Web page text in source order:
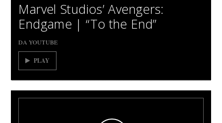
Marvel Studios’ Avengers:
Endgame | “To the End”
DA YOUTUBE
PLAY